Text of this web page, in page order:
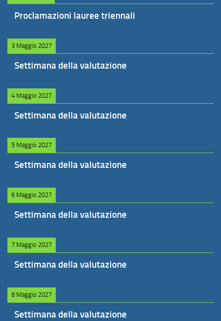
Proclamazioni lauree triennali
3 Maggio 2027
Settimana della valutazione
4 Maggio 2027
Settimana della valutazione
5 Maggio 2027
Settimana della valutazione
6 Maggio 2027
Settimana della valutazione
7 Maggio 2027
Settimana della valutazione
8 Maggio 2027
Settimana della valutazione